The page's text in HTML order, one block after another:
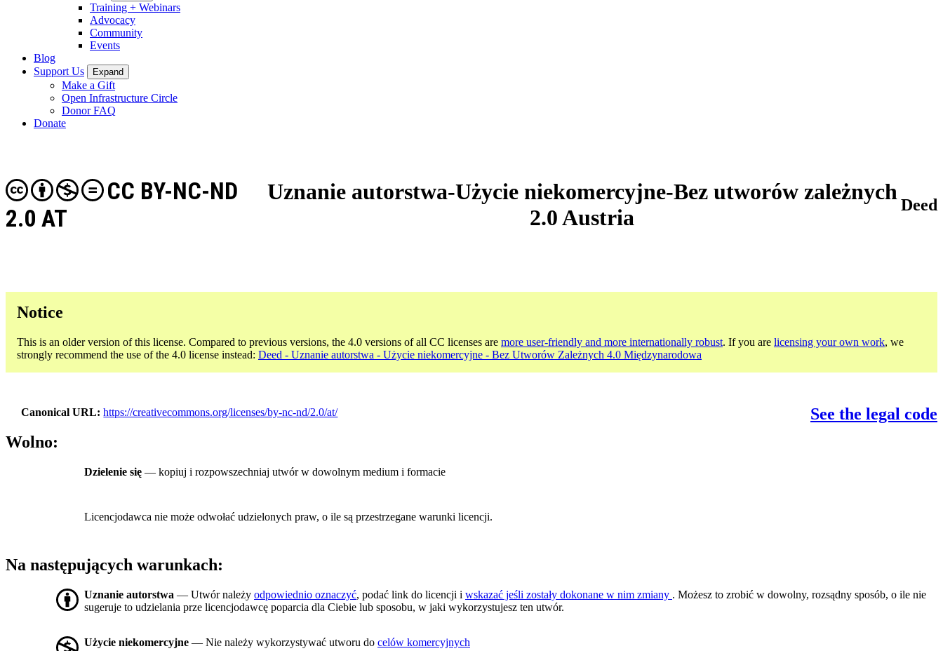
Training + Webinars
Advocacy
Community
Events
Blog
Support Us
Expand
Make a Gift
Open Infrastructure Circle
Donor FAQ
Donate
Uznanie autorstwa-Użycie niekomercyjne-Bez utworów zależnych
2.0 Austria
CC BY-NC-ND
2.0 AT
Deed
Notice
This is an older version of this license. Compared to previous versions, the 4.0 versions of all CC licenses are more user-friendly and more internationally robust. If you are licensing your own work, we
strongly recommend the use of the 4.0 license instead: Deed - Uznanie autorstwa - Użycie niekomercyjne - Bez Utworów Zależnych 4.0 Międzynarodowa
Canonical URL https://creativecommons.org/licenses/by-nc-nd/2.0/at/
See the legal code
Wolno:
Dzielenie się — kopiuj i rozpowszechniaj utwór w dowolnym medium i formacie
Licencjodawca nie może odwołać udzielonych praw, o ile są przestrzegane warunki licencji.
Na następujących warunkach:
Uznanie autorstwa — Utwór należy odpowiednio oznaczyć, podać link do licencji i wskazać jeśli zostały dokonane w nim zmiany . Możesz to zrobić w dowolny, rozsądny sposób, o ile nie
sugeruje to udzielania prze licencjodawcę poparcia dla Ciebie lub sposobu, w jaki wykorzystujesz ten utwór.
Użycie niekomercyjne — Nie należy wykorzystywać utworu do celów komercyjnych